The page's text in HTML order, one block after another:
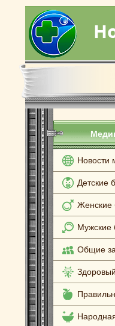
Новости
Детские
Женские
Мужские
Общие